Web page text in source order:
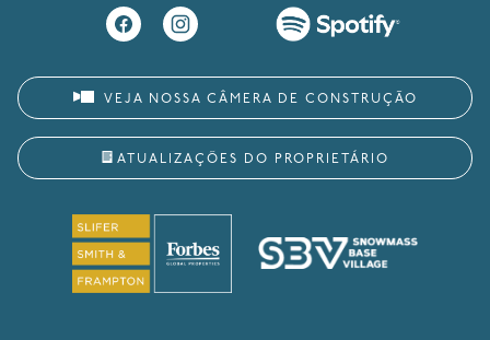
VEJA NOSSA CÂMERA DE CONSTRUÇÃO
ATUALIZAÇÕES DO PROPRIETÁRIO